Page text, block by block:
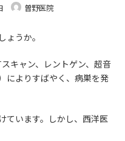
曽野医院
ょうか。
キャン、レントゲン、超音
によりすばやく、病巣を発
ています。しかし、西洋医